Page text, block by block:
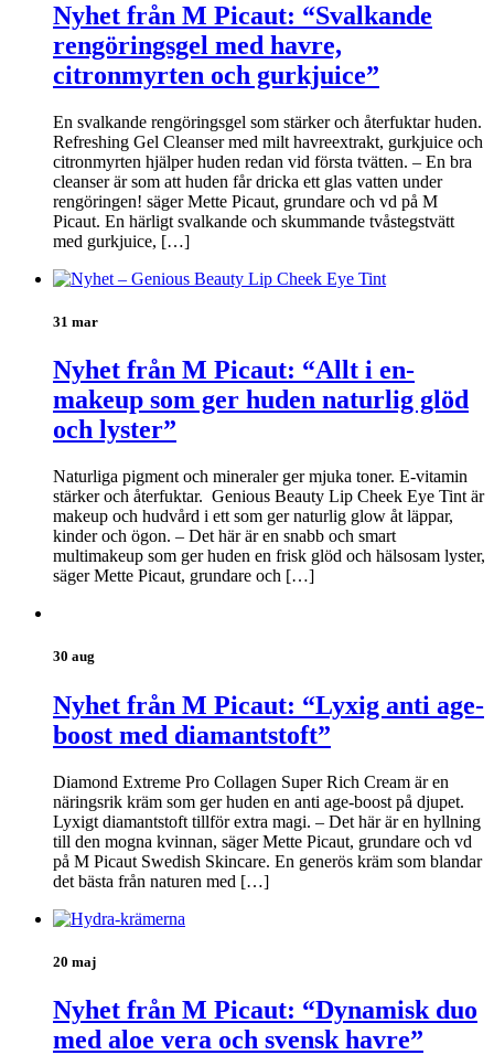
Nyhet från M Picaut: “Svalkande
rengöringsgel med havre,
citronmyrten och gurkjuice”
En svalkande rengöringsgel som stärker och återfuktar huden.
Refreshing Gel Cleanser med milt havreextrakt, gurkjuice och
citronmyrten hjälper huden redan vid första tvätten. – En bra
cleanser är som att huden får dricka ett glas vatten under
rengöringen! säger Mette Picaut, grundare och vd på M
Picaut. En härligt svalkande och skummande tvåstegstvätt
med gurkjuice, […]
31 mar
Nyhet från M Picaut: “Allt i en-
makeup som ger huden naturlig glöd
och lyster”
Naturliga pigment och mineraler ger mjuka toner. E-vitamin
stärker och återfuktar. Genious Beauty Lip Cheek Eye Tint är
makeup och hudvård i ett som ger naturlig glow åt läppar,
kinder och ögon. – Det här är en snabb och smart
multimakeup som ger huden en frisk glöd och hälsosam lyster,
säger Mette Picaut, grundare och […]
30 aug
Nyhet från M Picaut: “Lyxig anti age-
boost med diamantstoft”
Diamond Extreme Pro Collagen Super Rich Cream är en
näringsrik kräm som ger huden en anti age-boost på djupet.
Lyxigt diamantstoft tillför extra magi. – Det här är en hyllning
till den mogna kvinnan, säger Mette Picaut, grundare och vd
på M Picaut Swedish Skincare. En generös kräm som blandar
det bästa från naturen med […]
20 maj
Nyhet från M Picaut: “Dynamisk duo
med aloe vera och svensk havre”